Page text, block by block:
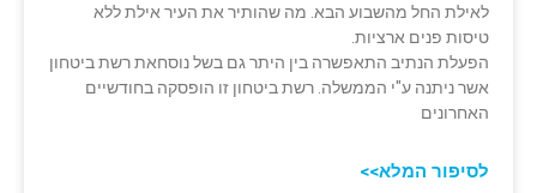
לאילת החל מהשבוע הבא. מה שהותיר את העיר אילת ללא
טיסות פנים ארציות.
הפעלת הנתיב התאפשרה בין היתר גם בשל נוסחאת רשת ביטחון
אשר ניתנה ע"י הממשלה. רשת ביטחון זו הופסקה בחודשיים
האחרונים
לסיפור המלא>>